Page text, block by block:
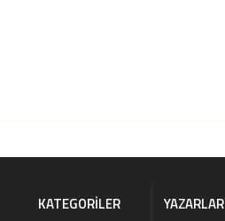
KATEGORILER
YAZARLAR